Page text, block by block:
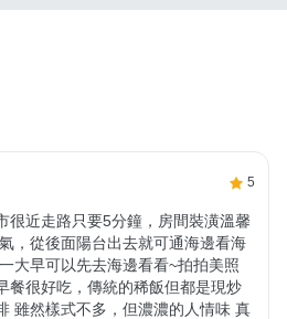
5
很近走路只要5分鐘，房間裝潢溫馨
，從後面陽台出去就可通海邊看海
大早可以先去海邊看看~拍拍美照
餐很好吃，傳統的稀飯但都是現炒
雖然樣式不多，但濃濃的人情味 真